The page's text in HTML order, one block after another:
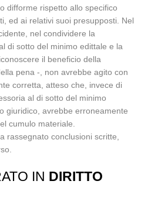
difforme rispetto allo specifico
ed ai relativi suoi presupposti. Nel
nel condividere la
di sotto del minimo edittale e la
il beneficio della
pena -, non avrebbe agito con
corretta, atteso che, invece di
al di sotto del minimo
giuridico, avrebbe erroneamente
cumulo materiale.
rassegnato conclusioni scritte,
IN DIRITTO